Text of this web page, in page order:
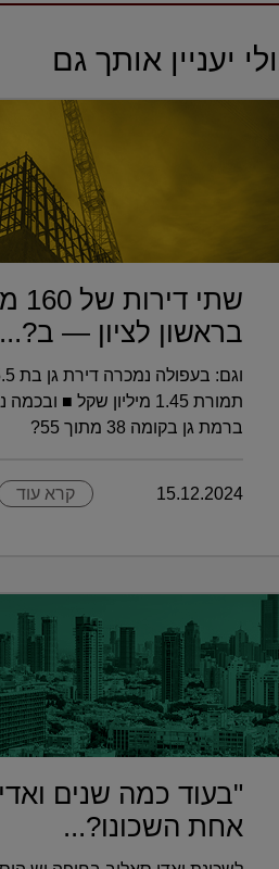
יעניין אותך גם
בראשון לציון — ב?...
ברמת גן בקומה 38 מתוך 55?
15.12.2024 קרא עוד
"בעוד כמה שנים
אחת השכונו?...